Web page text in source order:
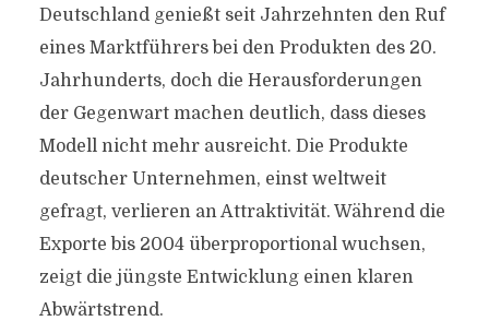
Deutschland genießt seit Jahrzehnten den Ruf
eines Marktführers bei den Produkten des 20.
Jahrhunderts, doch die Herausforderungen
der Gegenwart machen deutlich, dass dieses
Modell nicht mehr ausreicht. Die Produkte
deutscher Unternehmen, einst weltweit
gefragt, verlieren an Attraktivität. Während die
Exporte bis 2004 überproportional wuchsen,
zeigt die jüngste Entwicklung einen klaren
Abwärtstrend.